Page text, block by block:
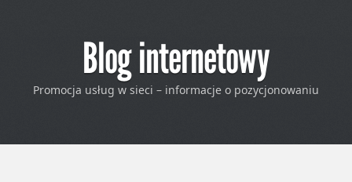
Blog internetowy
Promocja usług w sieci – informacje o pozycjonowaniu